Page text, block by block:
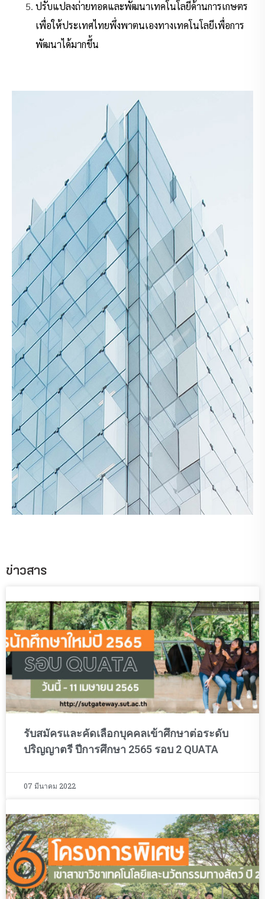
ปรับแปลงถ่ายทอดและพัฒนาเทคโนโลยีด้านการเกษตร
เพื่อให้ประเทศไทยพึ่งพาตนเองทางเทคโนโลยีเพื่อการ
พัฒนาได้มากขึ้น
ข่าวสาร
รับสมัครและคัดเลือกบุคคลเข้าศึกษาต่อระดับ
ปริญญาตรี ปีการศึกษา 2565 รอบ 2 QUATA
07 มีนาคม 2022